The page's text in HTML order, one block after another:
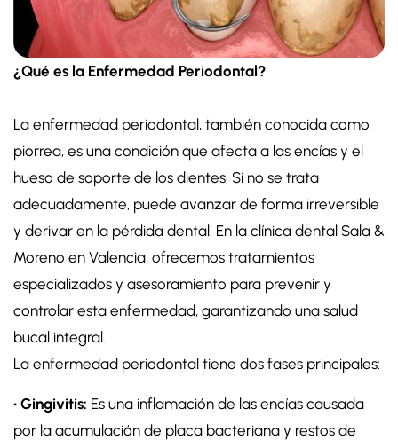
¿Qué es la Enfermedad Periodontal?
La enfermedad periodontal, también conocida como
piorrea, es una condición que afecta a las encías y el
hueso de soporte de los dientes. Si no se trata
adecuadamente, puede avanzar de forma irreversible
y derivar en la pérdida dental. En la clínica dental Sala &
Moreno en Valencia, ofrecemos tratamientos
especializados y asesoramiento para prevenir y
controlar esta enfermedad, garantizando una salud
bucal integral.
La enfermedad periodontal tiene dos fases principales:
• Gingivitis: Es una inflamación de las encías causada
por la acumulación de placa bacteriana y restos de